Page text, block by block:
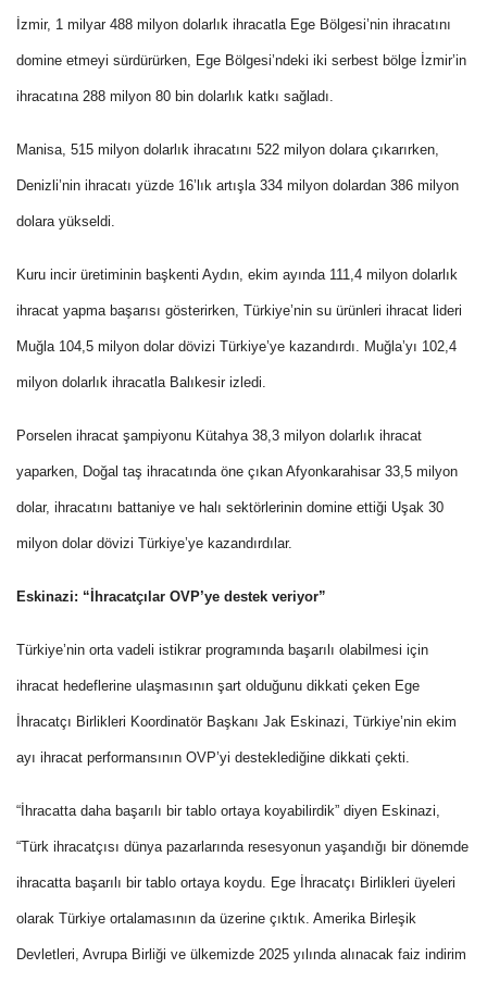
İzmir, 1 milyar 488 milyon dolarlık ihracatla Ege Bölgesi’nin ihracatını
domine etmeyi sürdürürken, Ege Bölgesi’ndeki iki serbest bölge İzmir’in
ihracatına 288 milyon 80 bin dolarlık katkı sağladı.
Manisa, 515 milyon dolarlık ihracatını 522 milyon dolara çıkarırken,
Denizli’nin ihracatı yüzde 16’lık artışla 334 milyon dolardan 386 milyon
dolara yükseldi.
Kuru incir üretiminin başkenti Aydın, ekim ayında 111,4 milyon dolarlık
ihracat yapma başarısı gösterirken, Türkiye’nin su ürünleri ihracat lideri
Muğla 104,5 milyon dolar dövizi Türkiye’ye kazandırdı. Muğla’yı 102,4
milyon dolarlık ihracatla Balıkesir izledi.
Porselen ihracat şampiyonu Kütahya 38,3 milyon dolarlık ihracat
yaparken, Doğal taş ihracatında öne çıkan Afyonkarahisar 33,5 milyon
dolar, ihracatını battaniye ve halı sektörlerinin domine ettiği Uşak 30
milyon dolar dövizi Türkiye’ye kazandırdılar.
Eskinazi: “İhracatçılar OVP’ye destek veriyor”
Türkiye’nin orta vadeli istikrar programında başarılı olabilmesi için
ihracat hedeflerine ulaşmasının şart olduğunu dikkati çeken Ege
İhracatçı Birlikleri Koordinatör Başkanı Jak Eskinazi, Türkiye’nin ekim
ayı ihracat performansının OVP’yi desteklediğine dikkati çekti.
“İhracatta daha başarılı bir tablo ortaya koyabilirdik” diyen Eskinazi,
“Türk ihracatçısı dünya pazarlarında resesyonun yaşandığı bir dönemde
ihracatta başarılı bir tablo ortaya koydu. Ege İhracatçı Birlikleri üyeleri
olarak Türkiye ortalamasının da üzerine çıktık. Amerika Birleşik
Devletleri, Avrupa Birliği ve ülkemizde 2025 yılında alınacak faiz indirim